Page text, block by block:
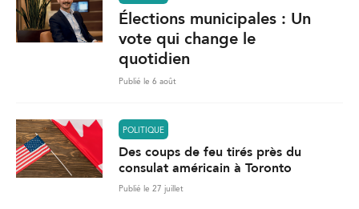
Élections municipales : Un
vote qui change le
quotidien
Publié le 6 août
POLITIQUE
Des coups de feu tirés près du
consulat américain à Toronto
Publié le 27 juillet